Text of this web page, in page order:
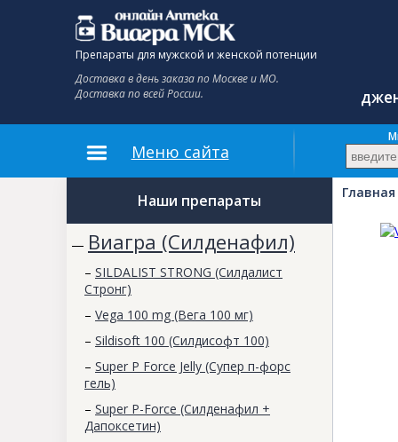
Препараты для мужской и женской потенции
Доставка в день заказа по Москве и МО.
Доставка по всей России.
Меню сайта
Наши препараты
— Виагра (Силденафил)
– SILDALIST STRONG (Силдалист
Стронг)
– Vega 100 mg (Вега 100 мг)
– Sildisoft 100 (Силдисофт 100)
– Super P Force Jelly (Супер п-форс
гель)
– Super P-Force (Силденафил +
Дапоксетин)
Главная